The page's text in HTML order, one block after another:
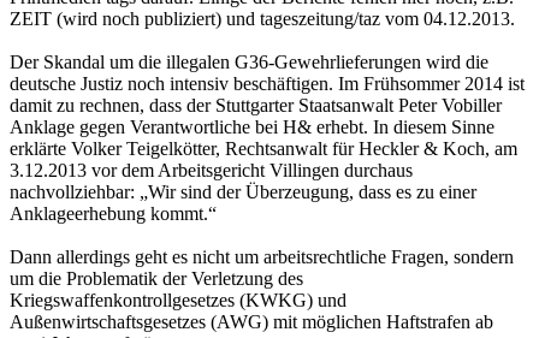
ZEIT (wird noch publiziert) und tageszeitung/taz vom 04.12.2013.
Der Skandal um die illegalen G36-Gewehrlieferungen wird die
deutsche Justiz noch intensiv beschäftigen. Im Frühsommer 2014 ist
damit zu rechnen, dass der Stuttgarter Staatsanwalt Peter Vobiller
Anklage gegen Verantwortliche bei H& erhebt. In diesem Sinne
erklärte Volker Teigelkötter, Rechtsanwalt für Heckler & Koch, am
3.12.2013 vor dem Arbeitsgericht Villingen durchaus
nachvollziehbar: „Wir sind der Überzeugung, dass es zu einer
Anklageerhebung kommt.“
Dann allerdings geht es nicht um arbeitsrechtliche Fragen, sondern
um die Problematik der Verletzung des
Kriegswaffenkontrollgesetzes (KWKG) und
Außenwirtschaftsgesetzes (AWG) mit möglichen Haftstrafen ab